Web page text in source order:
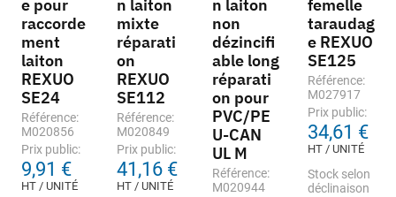
e pour
raccorde
ment
laiton
REXUO
SE24
Référence:
M020856
Prix public:
9,91 €
HT / UNITÉ
n laiton
mixte
réparati
on
REXUO
SE112
Référence:
M020849
Prix public:
41,16 €
HT / UNITÉ
n laiton
non
dézincifi
able long
réparati
on pour
PVC/PE
U-CAN
UL M
Référence:
M020944
femelle
taraudag
e REXUO
SE125
Référence:
M027917
Prix public:
34,61 €
HT / UNITÉ
Stock selon
déclinaison